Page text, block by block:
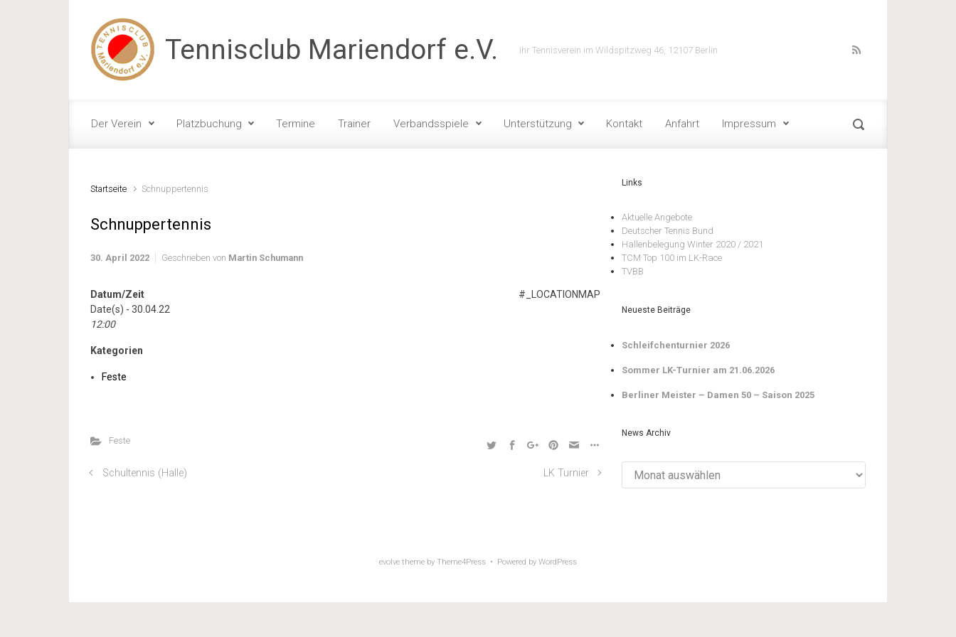
Zum Hauptinhalt springen
Tennisclub Mariendorf e.V. Ihr Tennisverein im Wildspitzweg 46, 12107 Berlin
Der Verein Platzbuchung Termine Trainer Verbandsspiele Unterstützung Kontakt Anfahrt Impressum
Startseite Schnuppertennis
Schnuppertennis
30. April 2022 Geschrieben von Martin Schumann
#_LOCATIONMAP
Datum/Zeit
Date(s) - 30.04.22
12:00
Kategorien
Feste
Feste
Schultennis (Halle) LK Turnier
Links
Aktuelle Angebote
Deutscher Tennis Bund
Hallenbelegung Winter 2020 / 2021
TCM Top 100 im LK-Race
TVBB
Neueste Beiträge
Schleifchenturnier 2026
Sommer LK-Turnier am 21.06.2026
Berliner Meister – Damen 50 – Saison 2025
News Archiv
Archiv
evolve theme by Theme4Press • Powered by WordPress